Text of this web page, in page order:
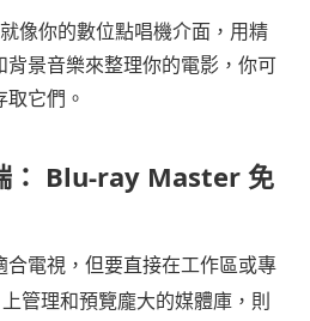
像你的數位點唱機介面，用精
背景音樂來整理你的電影，你可
它們。
： Blu-ray Master 免
電視，但要直接在工作區或專
管理和預覽龐大的媒體庫，則